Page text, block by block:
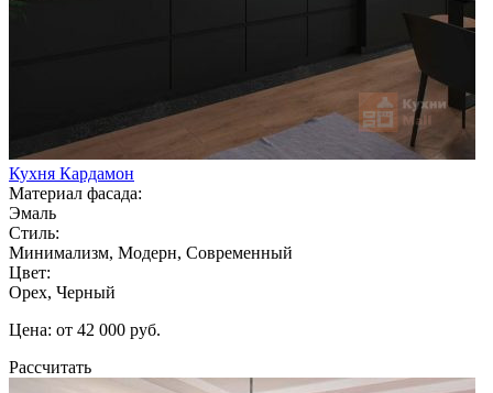
Кухня Кардамон
Материал фасада:
Эмаль
Стиль:
Минимализм, Модерн, Современный
Цвет:
Орех, Черный
Цена: от 42 000 руб.
Рассчитать